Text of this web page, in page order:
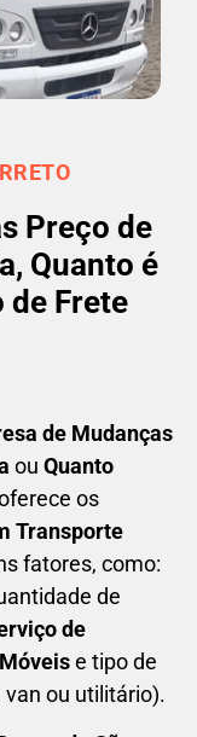
Preço de
Quanto é
de Frete
de Mudanças
ou Quanto
os
Transporte
fatores, como:
de
de
e tipo de
ou utilitário).